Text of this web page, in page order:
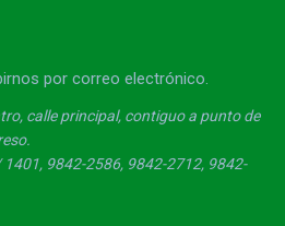
por correo electrónico.
calle principal, contiguo a punto de
9842-2586, 9842-2712, 9842-